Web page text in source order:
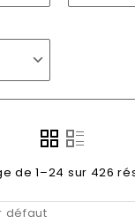
de 1–24 sur 426
défaut